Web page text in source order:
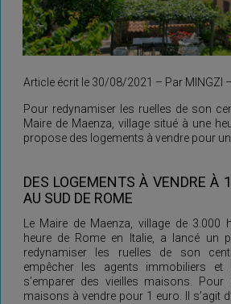
Article écrit le 30/08/2021 – Par MINGZI
Pour redynamiser les ruelles de son
Maire de Maenza, village situé à une
propose des logements à vendre pour un
DES LOGEMENTS À VENDRE À
AU SUD DE ROME
Le Maire de Maenza, village de 3.000
heure de Rome en Italie, a lancé un
redynamiser les ruelles de son
empêcher les agents immobiliers et
s’emparer des vieilles maisons.
maisons à vendre pour 1 euro. Il s’agit